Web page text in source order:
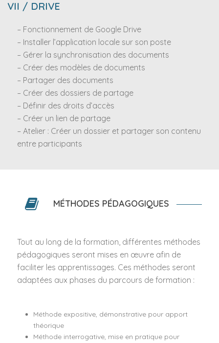
VII / DRIVE
– Fonctionnement de Google Drive
– Installer l’application locale sur son poste
– Gérer la synchronisation des documents
– Créer des modèles de documents
– Partager des documents
– Créer des dossiers de partage
– Définir des droits d’accès
– Créer un lien de partage
– Atelier : Créer un dossier et partager son contenu
entre participants
MÉTHODES PÉDAGOGIQUES
Tout au long de la formation, différentes méthodes
pédagogiques seront mises en œuvre afin de
faciliter les apprentissages. Ces méthodes seront
adaptées aux phases du parcours de formation :
Méthode expositive, démonstrative pour apport
théorique
Méthode interrogative, mise en pratique pour